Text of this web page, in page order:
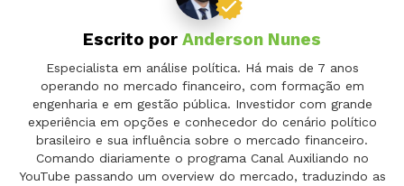
Escrito por Anderson Nunes
Especialista em análise política. Há mais de 7 anos
operando no mercado financeiro, com formação em
engenharia e em gestão pública. Investidor com grande
experiência em opções e conhecedor do cenário político
brasileiro e sua influência sobre o mercado financeiro.
Comando diariamente o programa Canal Auxiliando no
YouTube passando um overview do mercado, traduzindo as